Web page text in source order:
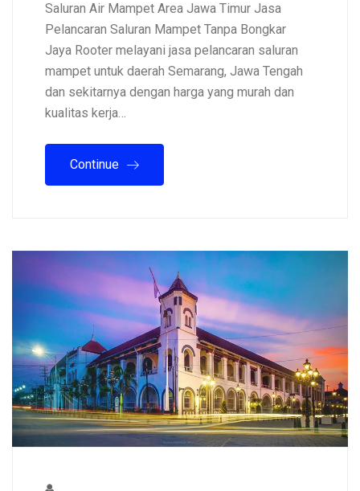
Saluran Air Mampet Area Jawa Timur Jasa
Pelancaran Saluran Mampet Tanpa Bongkar
Jaya Rooter melayani jasa pelancaran saluran
mampet untuk daerah Semarang, Jawa Tengah
dan sekitarnya dengan harga yang murah dan
kualitas kerja…
Continue